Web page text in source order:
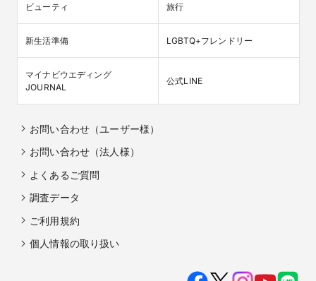
ビューティ 旅行
新生活準備 LGBTQ+フレンドリー
マイナビウエディング
JOURNAL
公式LINE
お問い合わせ（ユーザー様）
お問い合わせ（法人様）
よくあるご質問
調査データ
ご利用規約
個人情報の取り扱い